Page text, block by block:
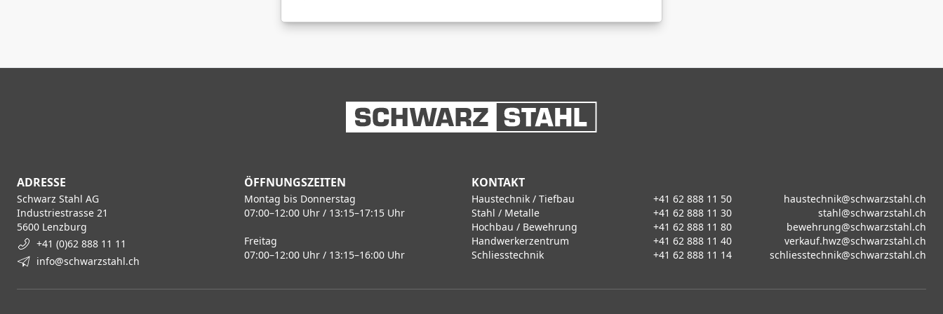
ADRESSE
Schwarz Stahl AG
Industriestrasse 21
5600 Lenzburg
+41 (0)62 888 11 11
info@schwarzstahl.ch
ÖFFNUNGSZEITEN
Montag bis Donnerstag
07:00–12:00 Uhr / 13:15–17:15 Uhr
Freitag
07:00–12:00 Uhr / 13:15–16:00 Uhr
KONTAKT
Haustechnik / Tiefbau +41 62 888 11 50
haustechnik@schwarzstahl.ch
Stahl / Metalle
+41 62 888 11 30
stahl@schwarzstahl.ch
Hochbau / Bewehrung
+41 62 888 11 80
bewehrung@schwarzstahl.ch
Handwerkerzentrum
+41 62 888 11 40
verkauf.hwz@schwarzstahl.ch
Schliesstechnik
+41 62 888 11 14 schliesstechnik@schwarzstahl.ch